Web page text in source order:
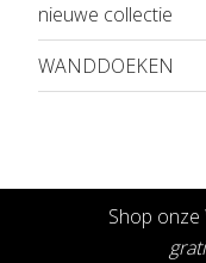
nieuwe collectie
WANDDOEKEN
Shop